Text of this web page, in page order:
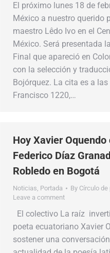
El próximo lunes 18 de
México a nuestro querido
maestro Lêdo Ivo en el
México. Será presentada
Final que apareció en
con la selección y
Bojórquez. La cita es a
Francisco 1220,…
Hoy Xavier
Federico Díaz
Robledo en Bogotá
Noticias, Portada By Círculo de
Leave a comment
El colectivo La raíz
poeta ecuatoriano Xavier
sostener una